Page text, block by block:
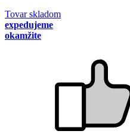
Tovar skladom
expedujeme
okamžite